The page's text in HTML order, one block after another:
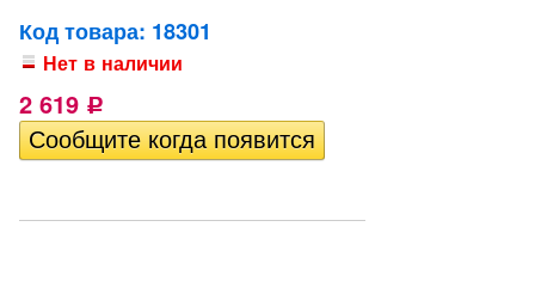
Код товара: 18301
Нет в наличии
2 619 Р